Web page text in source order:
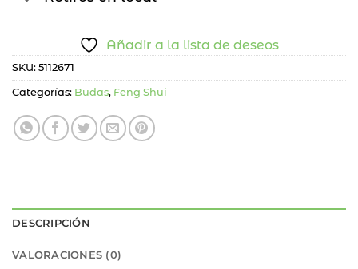
Añadir a la lista de deseos
SKU: 5112671
Categorías: Budas, Feng Shui
DESCRIPCIÓN
VALORACIONES (0)